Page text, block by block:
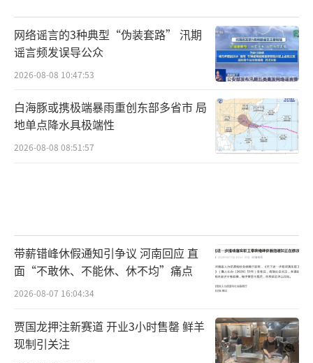
网络谣言的3种典型“伪装套路” 汛期
谣言频发误导公众
2026-08-08 10:47:53
白海豚或携极端暴雨重创东部多省市 局
地单点降水具极端性
2026-08-08 08:51:57
带薪错峰休假通知引争议 河南回应 直
面“不敢休、不能休、休不均”痛点
2026-08-07 16:04:34
贾国龙押注新赛道 开业3小时售罄 鲜羊
现制引关注